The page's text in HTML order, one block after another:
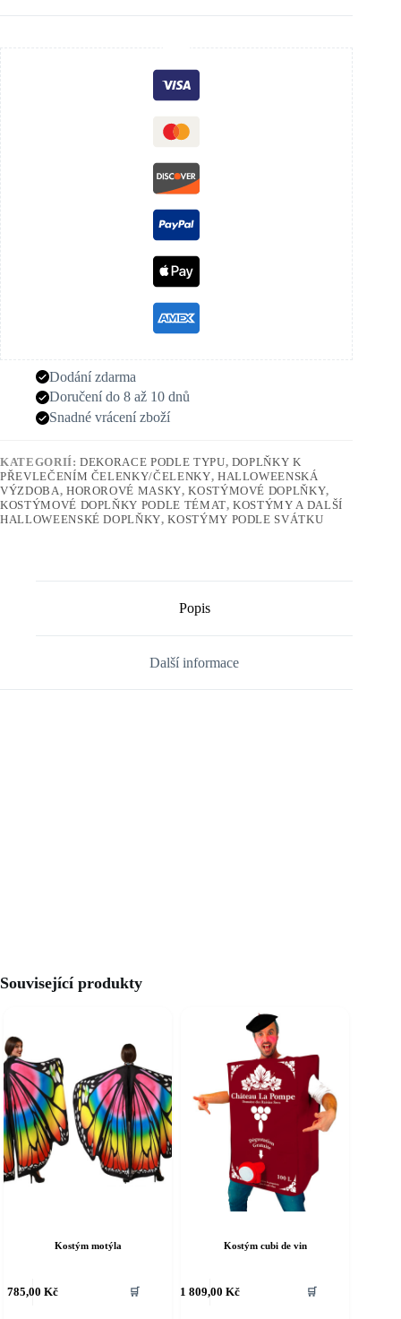
Dodání zdarma
Doručení do 8 až 10 dnů
Snadné vrácení zboží
KATEGORIÍ:DEKORACE PODLE TYPU, DOPLŇKY K
PŘEVLEČENÍM ČELENKY/ČELENKY, HALLOWEENSKÁ
VÝZDOBA, HOROROVÉ MASKY,KOSTÝMOVÉ DOPLŇKY,
KOSTÝMOVÉ DOPLŇKY PODLE TÉMAT,KOSTÝMY A DALŠÍ
HALLOWEENSKÉ DOPLŇKY,KOSTÝMY PODLE SVÁTKU
Popis
Další informace
Související produkty
Kostým motýla
785,00 Kč 🛒
Kostým cubi de vin
1 809,00 Kč 🛒
produkt